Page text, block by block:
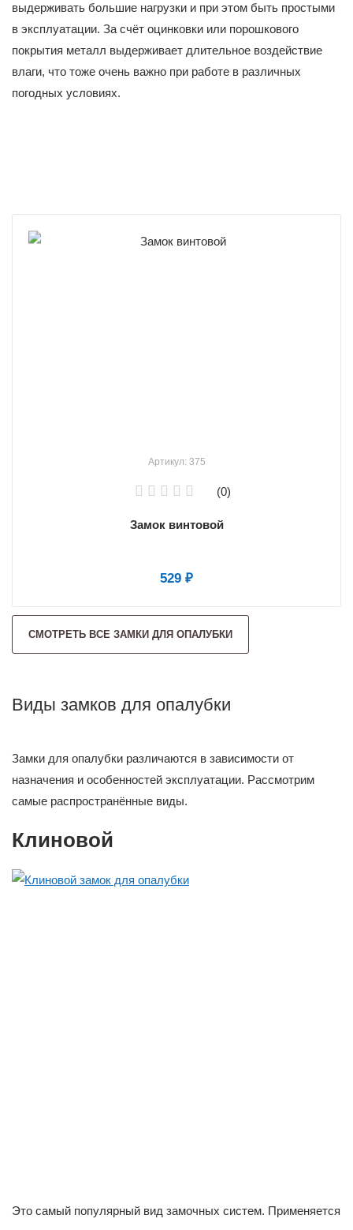
выдерживать большие нагрузки и при этом быть простыми
в эксплуатации. За счёт оцинковки или порошкового
покрытия металл выдерживает длительное воздействие
влаги, что тоже очень важно при работе в различных
погодных условиях.
Артикул: 375
(0)
Замок винтовой
529 ₽
СМОТРЕТЬ ВСЕ ЗАМКИ ДЛЯ ОПАЛУБКИ
Виды замков для опалубки
Замки для опалубки различаются в зависимости от
назначения и особенностей эксплуатации. Рассмотрим
самые распространённые виды.
Клиновой
Это самый популярный вид замочных систем. Применяется